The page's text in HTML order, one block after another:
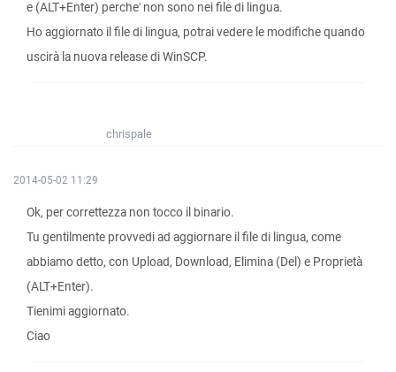
e (ALT+Enter) perche' non sono nei file di lingua.
Ho aggiornato il file di lingua, potrai vedere le modifiche quando
uscirà la nuova release di WinSCP.
chrispale
2014-05-02 11:29
Ok, per correttezza non tocco il binario.
Tu gentilmente provvedi ad aggiornare il file di lingua, come
abbiamo detto, con Upload, Download, Elimina (Del) e Proprietà
(ALT+Enter).
Tienimi aggiornato.
Ciao